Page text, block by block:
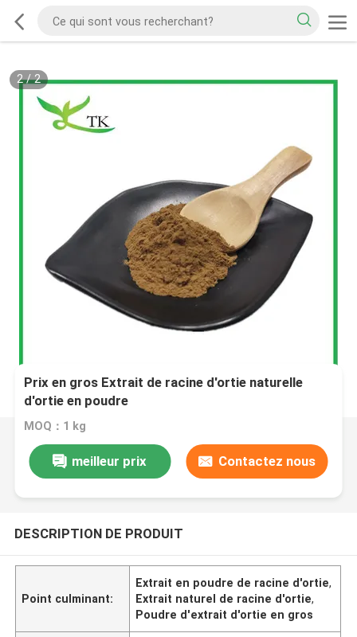
2/2
Prix en gros Extrait de racine d'ortie naturelle
d'ortie en poudre
MOQ：1 kg
meilleur prix Contactez nous
DESCRIPTION DE PRODUIT
Point culminant:
Extrait en poudre de racine d'ortie,
Extrait naturel de racine d'ortie,
Poudre d'extrait d'ortie en gros